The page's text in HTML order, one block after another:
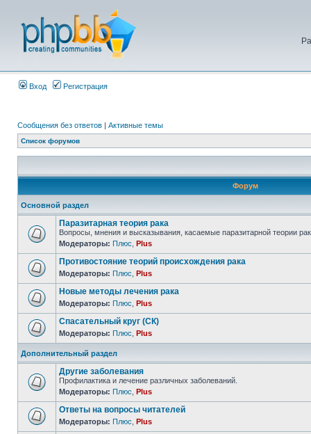
Вход Регистрация
Сообщения без ответов | Активные темы
Список форумов
Форум
Основной раздел
Паразитарная теория рака
Вопросы, мнения и высказывания, касаемые паразитарной теории
Модераторы: Плюс Plus
Противостояние теорий происхождения рака
Модераторы: Плюс Plus
Новые методы лечения рака
Модераторы: Плюс Plus
Спасательный круг (СК)
Модераторы: Плюс Plus
Дополнительный раздел
Другие заболевания
Профилактика и лечение различных заболеваний.
Модераторы: Плюс Plus
Ответы на вопросы читателей
Модераторы: Плюс Plus